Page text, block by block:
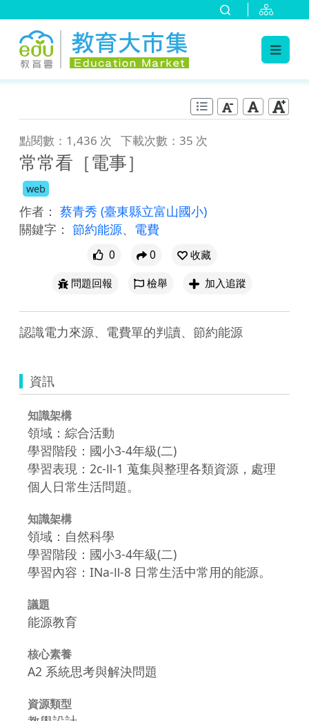
點閱數：1,436 次 下載次數：35 次
常常看［電事］
web
作者： 蔡青秀 (臺東縣立富山國小)
關鍵字： 節約能源、 電費
0 0
收藏
問題回報
檢舉 加入追蹤
認識電力來源、電費單的判讀、節約能源
資訊
知識架構
領域：綜合活動
學習階段：國小3-4年級(二)
學習表現：2c-Ⅱ-1 蒐集與整理各類資源，處理
個人日常生活問題。
知識架構
領域：自然科學
學習階段：國小3-4年級(二)
學習內容：INa-Ⅱ-8 日常生活中常用的能源。
議題
能源教育
核心素養
A2 系統思考與解決問題
資源類型